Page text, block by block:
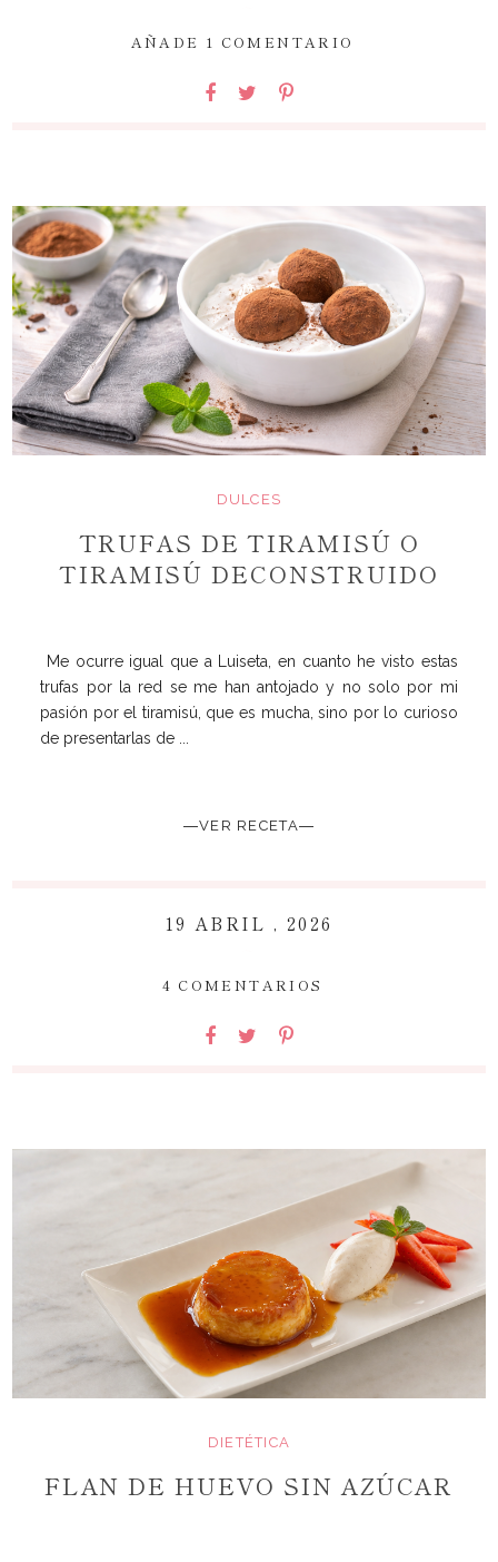
AÑADE 1 COMENTARIO
DULCES
TRUFAS DE TIRAMISÚ O
TIRAMISÚ DECONSTRUIDO
Me ocurre igual que a Luiseta, en cuanto he visto estas
trufas por la red se me han antojado y no solo por mi
pasión por el tiramisú, que es mucha, sino por lo curioso
de presentarlas de ...
―VER RECETA―
19 ABRIL , 2026
4 COMENTARIOS
DIETÉTICA
FLAN DE HUEVO SIN AZÚCAR